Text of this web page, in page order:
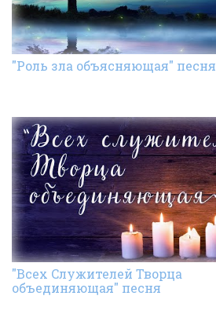
"Роль зла объясняющая" песня
"Всех Cлужителей Творца
объединяющая" песня